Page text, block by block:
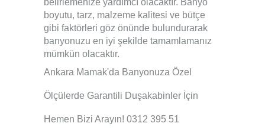
belirlemenize yardımcı olacaktır. Banyo
boyutu, tarz, malzeme kalitesi ve bütçe
gibi faktörleri göz önünde bulundurarak
banyonuzu en iyi şekilde tamamlamanız
mümkün olacaktır.
Ankara Mamak'da Banyonuza Özel
Ölçülerde Garantili Duşakabinler İçin
Hemen Bizi Arayın! 0312 395 51